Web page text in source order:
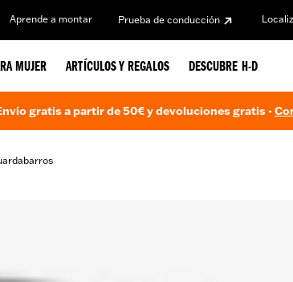
Aprende a montar Prueba de conducción
MUJER ARTÍCULOS Y REGALOS DESCUBRE H-D
gratis a partir de 50€ y devoluciones gratis -